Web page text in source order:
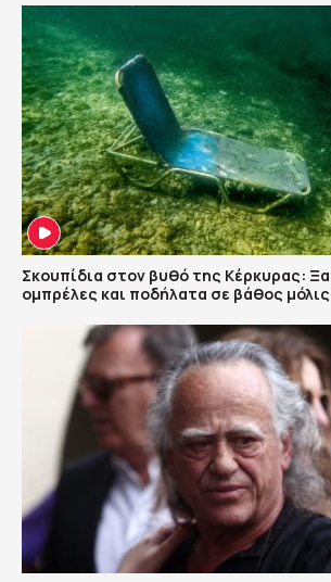
Σκουπίδια στον βυθό της Κέρκυρας:
ομπρέλες και ποδήλατα σε βάθος